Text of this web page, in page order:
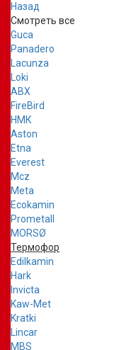
Назад
Смотреть все
Guca
Panadero
Lacunza
Loki
ABX
FireBird
НМК
Aston
Etna
Everest
Mcz
Meta
Ecokamin
Prometall
MORSØ
Термофор
Edilkamin
Hark
Invicta
Kaw-Met
Kratki
Lincar
MBS